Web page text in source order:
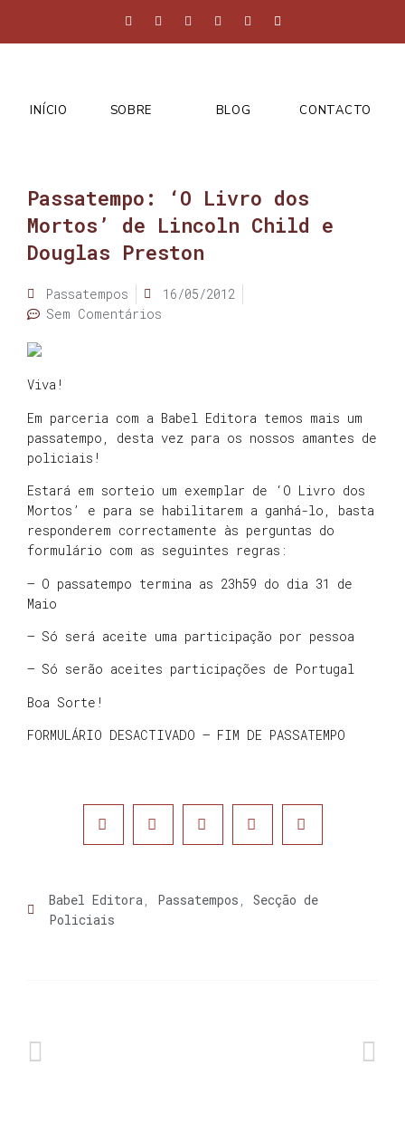
INÍCIO SOBRE BLOG CONTACTO
Passatempo: ‘O Livro dos
Mortos’ de Lincoln Child e
Douglas Preston
Passatempos
16/05/2012
Sem Comentários
Viva!
Em parceria com a Babel Editora temos mais um
passatempo, desta vez para os nossos amantes de
policiais!
Estará em sorteio um exemplar de ‘O Livro dos
Mortos’ e para se habilitarem a ganhá-lo, basta
responderem correctamente às perguntas do
formulário com as seguintes regras:
– O passatempo termina as 23h59 do dia 31 de
Maio
– Só será aceite uma participação por pessoa
– Só serão aceites participações de Portugal
Boa Sorte!
FORMULÁRIO DESACTIVADO – FIM DE PASSATEMPO
Babel Editora Passatempos
Secção de
Policiais